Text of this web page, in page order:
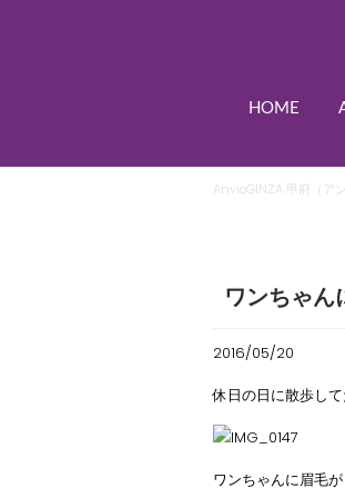
HOME
AnvioGINZA 甲府（ア
ワンちゃん
2016/05/20
休日の日に散歩し
ワンちゃんに眉毛